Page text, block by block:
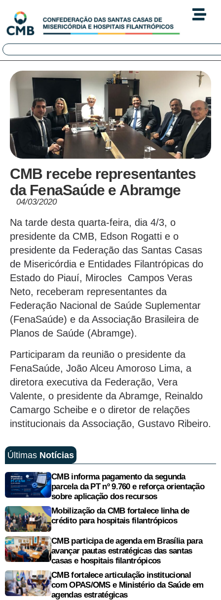
CMB recebe representantes
da FenaSaúde e Abramge
04/03/2020
Na tarde desta quarta-feira, dia 4/3, o
presidente da CMB, Edson Rogatti e o
presidente da Federação das Santas Casas
de Misericórdia e Entidades Filantrópicas do
Estado do Piauí, Mirocles Campos Veras
Neto, receberam representantes da
Federação Nacional de Saúde Suplementar
(FenaSaúde) e da Associação Brasileira de
Planos de Saúde (Abramge).
Participaram da reunião o presidente da
FenaSaúde, João Alceu Amoroso Lima, a
diretora executiva da Federação, Vera
Valente, o presidente da Abramge, Reinaldo
Camargo Scheibe e o diretor de relações
institucionais da Associação, Gustavo Ribeiro.
Últimas Notícias
CMB informa pagamento da segunda
parcela da PT nº 9.760 e reforça orientação
sobre aplicação dos recursos
Mobilização da CMB fortalece linha de
crédito para hospitais filantrópicos
CMB participa de agenda em Brasília para
avançar pautas estratégicas das santas
casas e hospitais filantrópicos
CMB fortalece articulação institucional
com OPAS/OMS e Ministério da Saúde em
agendas estratégicas